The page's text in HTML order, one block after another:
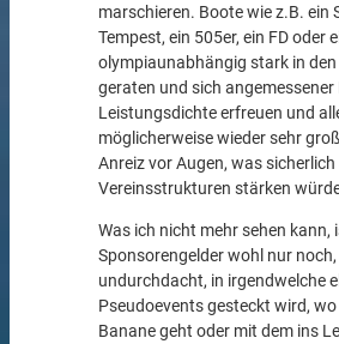
marschieren. Boote wie z.B. ein
Tempest, ein 505er, ein FD oder
olympiaunabhängig stark in
geraten und sich angemessener
Leistungsdichte erfreuen und
möglicherweise wieder sehr
Anreiz vor Augen, was
Vereinsstrukturen stärken
Was ich nicht mehr sehen kann,
Sponsorengelder wohl nur noch,
undurchdacht, in irgendwelche
Pseudoevents gesteckt wird,
Banane geht oder mit dem ins